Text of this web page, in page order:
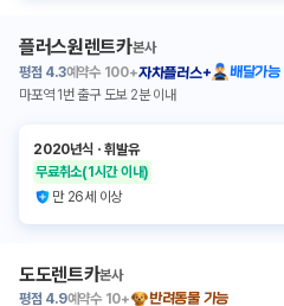
플러스원렌트카본사
평점 4.3예약수 100+자차플러스+
배달가능
마포역 1번 출구 도보 2분 이내
2020년식 ㆍ휘발유
무료취소(1시간 이내)
만 26세 이상
도도렌트카본사
평점 4.9예약수 10+
반려동물 가능